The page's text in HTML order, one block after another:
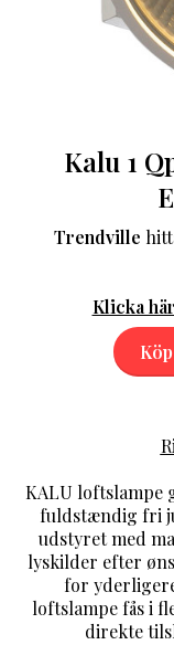
Kalu 1
Trendville
Klicka
KALU loftslampe
fuldstændig fri
udstyret med
lyskilder efter
for
loftslampe fås i
direkte